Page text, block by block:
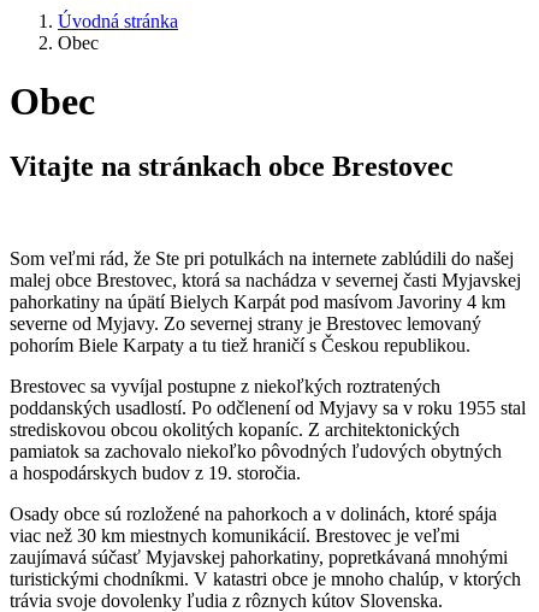
Úvodná stránka
Obec
Obec
Vitajte na stránkach obce Brestovec
Som veľmi rád, že Ste pri potulkách na internete zablúdili do našej
malej obce Brestovec, ktorá sa nachádza v severnej časti Myjavskej
pahorkatiny na úpätí Bielych Karpát pod masívom Javoriny 4 km
severne od Myjavy. Zo severnej strany je Brestovec lemovaný
pohorím Biele Karpaty a tu tiež hraničí s Českou republikou.
Brestovec sa vyvíjal postupne z niekoľkých roztratených
poddanských usadlostí. Po odčlenení od Myjavy sa v roku 1955 stal
strediskovou obcou okolitých kopaníc. Z architektonických
pamiatok sa zachovalo niekoľko pôvodných ľudových obytných
a hospodárskych budov z 19. storočia.
Osady obce sú rozložené na pahorkoch a v dolinách, ktoré spája
viac než 30 km miestnych komunikácií. Brestovec je veľmi
zaujímavá súčasť Myjavskej pahorkatiny, popretkávaná mnohými
turistickými chodníkmi. V katastri obce je mnoho chalúp, v ktorých
trávia svoje dovolenky ľudia z rôznych kútov Slovenska.